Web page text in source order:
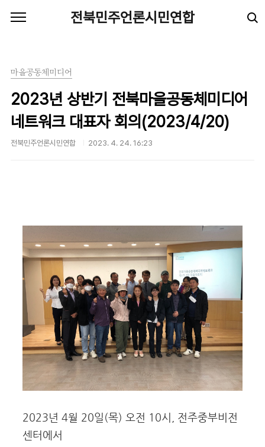
전북민주언론시민연합
마을공동체미디어
2023년 상반기 전북마을공동체미디어
네트워크 대표자 회의(2023/4/20)
전북민주언론시민연합 2023. 4. 24. 16:23
2023년 4월 20일(목) 오전 10시, 전주중부비전
센터에서